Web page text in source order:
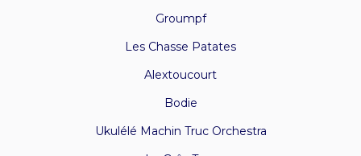
Groumpf
Les Chasse Patates
Alextoucourt
Bodie
Ukulélé Machin Truc Orchestra